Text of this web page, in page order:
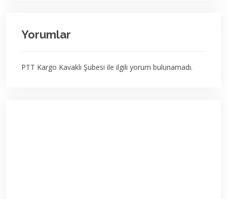
Yorumlar
PTT Kargo Kavaklı Şubesi ile ilgili yorum bulunamadı.